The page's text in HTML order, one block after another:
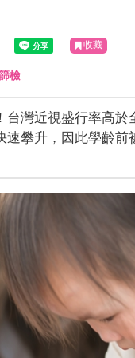
收藏
檢
灣近視盛行率高於
攀升，因此學齡前